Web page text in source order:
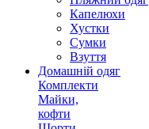
Капелюхи
Хустки
Сумки
Взуття
Домашній одяг
Комплекти
Майки,
кофти